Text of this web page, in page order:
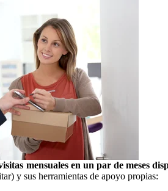
mensuales en un par de meses
y sus herramientas de apoyo propias: